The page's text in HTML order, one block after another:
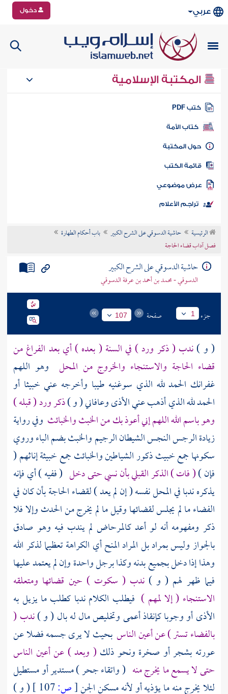
عربي دخول
المكتبة الإسلامية
كتب PDF
كتاب الأمة
المكتبة
الكتب
موضوعي
تراجم الأعلام
الرئيسية حاشية الدسوقي على الشرح الكبير
باب أحكام الطهارة
فصل آداب قضاء الحاجة
حاشية الدسوقي على الشرح الكبير
الدسوقي - محمد بن أحمد بن عرفة الدسوقي
جزء 1 صفحة 107
( و )ندب ( ذكر ورد ) في السنة ( بعده ) أي بعد الفراغ من
قضاء الحاجة والاستنجاء والخروج من المحل وهو اللهم
غفرانك الحمد لله الذي سوغنيه طيبا وأخرجه عني خبيثا أو
الحمد لله الذي أذهب عني الأذى وعافاني ( و )ذكر ورد ( قبله )
وهو باسم الله اللهم إني أعوذ بك من الخبث والخبائث وفي رواية
زيادة الرجس النجس الشيطان الرجيم والخبث بضم الباء وروي
سكونها جمع خبيث ذكور الشياطين والخبائث جمع خبيثة إناثهم (
فإن )( فات ) الذكر القبلي بأن نسي حتى دخل ( ففيه ) أي فإنه
يذكره ندبا في المحل نفسه ( إن لم يعد ) لقضاء الحاجة بأن كان في
الفضاء ما لم يجلس لقضائها وقيل ما لم يخرج من الحدث وإلا فلا
ذكر ومفهومه أنه لو أعد كالمرحاض لم يندب فيه وهو صادق
بالجواز وليس بمراد بل المراد المنح أي الكراهة تعظيما لذكر الله
وهذا إذا دخل بجميع بدنه وكذا برجل واحدة وإن لم يعتمد عليها
فيما ظهر لهم ( و ) ندب ( سكوت ) حين قضائها ومتعلقه
الاستنجاء ( إلا لمهم ) فيطلب الكلام ندبا كطلب ما يزيل به
الأذى أو وجوبا كإنقاذ أعمى وتخليص مال له بال ( و )ندب (
بالفضاء تستر ) عن أعين الناس بحيث لا يرى جسمه فضلا عن
عورته بشجر أو صخرة ونحو ذلك ( وبعد ) عن أعين الناس
حتى لا يسمع ما يخرج منه ( واتقاء جحر ) مستدير أو مستطيل
لئلا يخرج منه ما يؤذيه أو لأنه مسكن الجن[ص:
( و )